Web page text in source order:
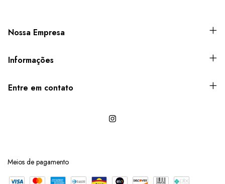
Nossa Empresa
Informações
Entre em contato
Meios de pagamento